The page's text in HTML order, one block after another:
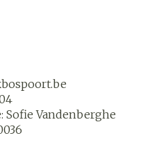
Sofie Vandenberghe